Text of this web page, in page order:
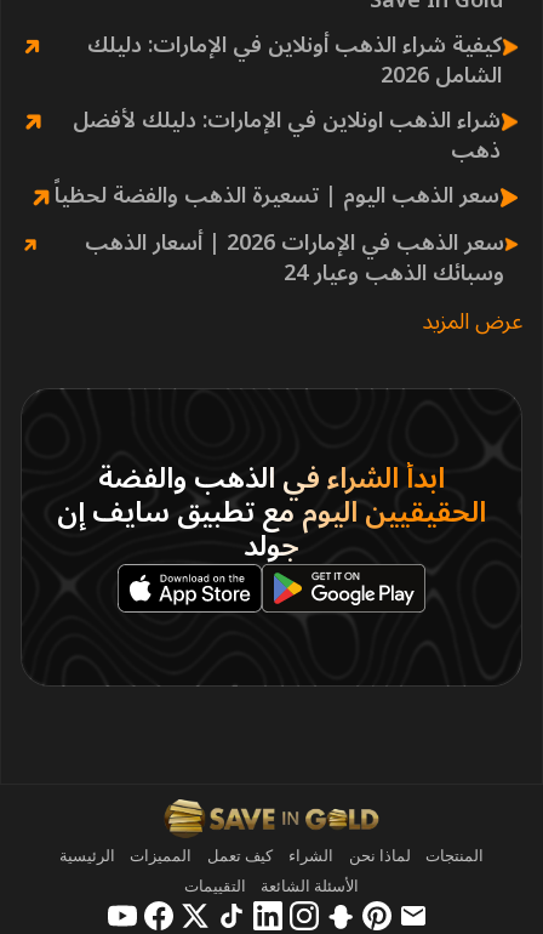
كيفية شراء الذهب أونلاين في الإمارات: دليلك
الشامل 2026
شراء الذهب اونلاين في الإمارات: دليلك لأفضل
ذهب
سعر الذهب اليوم | تسعيرة الذهب والفضة لحظياً
سعر الذهب في الإمارات 2026 | أسعار الذهب
وسبائك الذهب وعيار 24
عرض المزيد
ابدأ الشراء في الذهب والفضة
الحقيقيين اليوم مع تطبيق سايف إن
جولد
الرئيسية المميزات كيف تعمل الشراء لماذا نحن
المنتجات
التقييمات
الأسئلة الشائعة